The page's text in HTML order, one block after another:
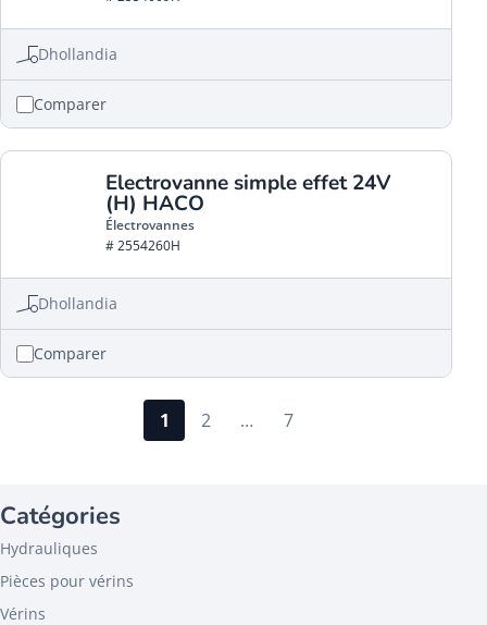
Dhollandia
Comparer
Electrovanne simple effet 24V
(H) HACO
Électrovannes
# 2554260H
Dhollandia
Comparer
1 2 … 7
Catégories
Hydrauliques
Pièces pour vérins
Vérins